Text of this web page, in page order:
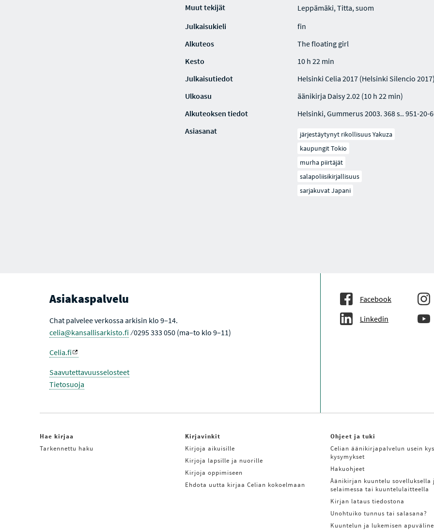
Muut tekijät
Leppämäki, Titta, suom
Julkaisukieli
fin
Alkuteos
The floating girl
Kesto
10 h 22 min
Julkaisutiedot
Helsinki Celia 2017 (Helsinki Silencio
Ulkoasu
äänikirja Daisy 2.02 (10 h 22 min)
Alkuteoksen tiedot
Helsinki, Gummerus 2003. 368 s.. 951-20-
Asiasanat
järjestäytynyt rikollisuus Yakuza
kaupungit Tokio
murha piirtäjät
salapoliisikirjallisuus
sarjakuvat Japani
Asiakaspalvelu
Chat palvelee verkossa arkisin klo 9–14.
celia@kansallisarkisto.fi ⁄ 0295 333 050 (ma–to klo 9–11)
Celia.fi
Saavutettavuusselosteet
Tietosuoja
Facebook
Linkedin
Hae kirjaa
Tarkennettu haku
Kirjavinkit
Kirjoja aikuisille
Kirjoja lapsille ja nuorille
Kirjoja oppimiseen
Ehdota uutta kirjaa Celian kokoelmaan
Ohjeet ja tuki
Celian äänikirjapalvelun usein
kysymykset
Hakuohjeet
Äänikirjan kuuntelu sovelluksella
selaimessa tai kuuntelulaitteella
Kirjan lataus tiedostona
Unohtuiko tunnus tai salasana?
Kuuntelun ja lukemisen